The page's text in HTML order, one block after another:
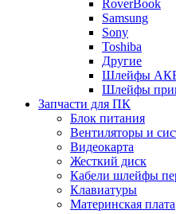
RoverBook
Samsung
Sony
Toshiba
Другие
Шлейфы
Шлейфы
Запчасти для ПК
Блок питания
Вентиляторы и
Видеокарта
Жесткий диск
Кабели шлейфы
Клавиатуры
Материнская плата